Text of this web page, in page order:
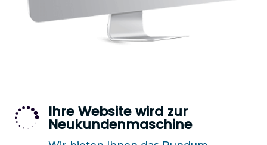
 Ihre Website wird zur
Neukundenmaschine